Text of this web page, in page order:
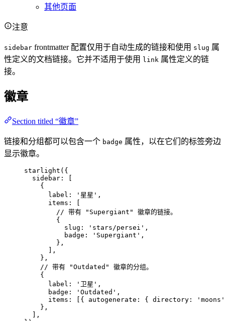
其他页面
注意
sidebar frontmatter 配置仅用于自动生成的链接和使用 slug 属
性定义的文档链接。它并不适用于使用 link 属性定义的链
接。
徽章
Section titled “徽章”
链接和分组都可以包含一个 badge 属性，以在它们的标签旁边
显示徽章。
starlight ({
sidebar: [
{
label:
' 星星 ' ,
items: [
// 带有 "Supergiant" 徽章的链接。
{
slug:
' stars/persei ' ,
badge:
' Supergiant ' ,
},
],
},
// 带有 "Outdated" 徽章的分组。
{
label:
' 卫星 ' ,
badge:
' Outdated ' ,
items: [{ autogenerate: { directory:
' moons '
},
],